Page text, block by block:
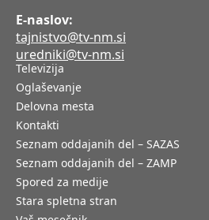
E-naslov:
tajnistvo@tv-nm.si
uredniki@tv-nm.si
Televizija
Oglaševanje
Delovna mesta
Kontakti
Seznam oddajanih del – SAZAS
Seznam oddajanih del – ZAMP
Spored za medije
Stara spletna stran